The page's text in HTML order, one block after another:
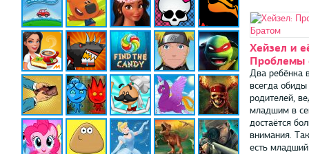
Хейзел и
Проблемы
Два ребёнка
всегда
родителей,
младшим в
достаётся
внимания.
есть